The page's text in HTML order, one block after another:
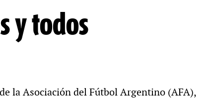
y todos
la Asociación del Fútbol Argentino (AFA),